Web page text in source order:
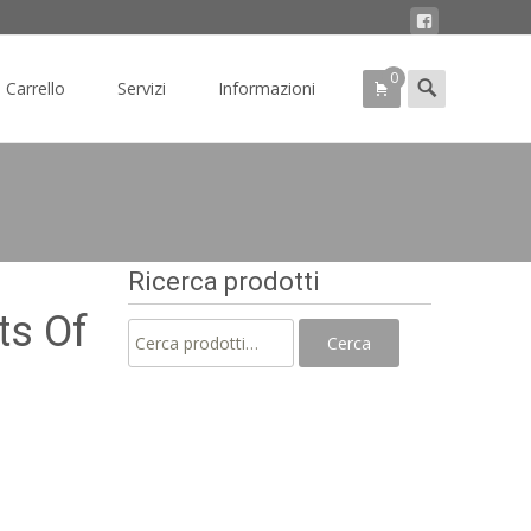
Carrello Servizi Informazioni 0
Search
for:
Of
Ricerca prodotti
Cerca: Cerca